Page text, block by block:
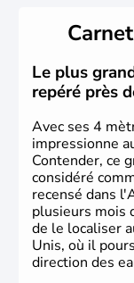
Plusieurs
des européens,
Christophe
britanniques
en 1776 et
La conquête de
phase de
Le plus
repéré près
Avec ses 4
impressionne
Contender, ce
considéré
recensé dans
plusieurs mois
de le localiser
Unis, où il
direction des